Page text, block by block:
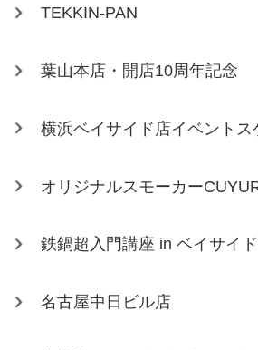
TEKKIN-PAN
葉山本店・開店10周年記念
横浜ベイサイド店イベントス
オリジナルスモーカー
鉄鍋超入門講座 in ベイサイド
名古屋中日ビル店